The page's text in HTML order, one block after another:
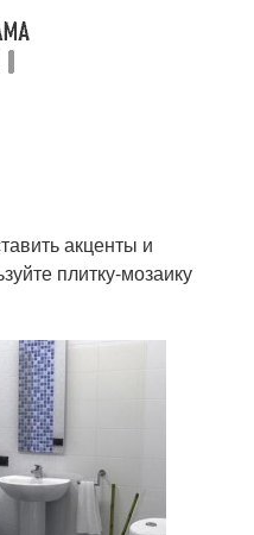
акценты и
плитку-мозаику